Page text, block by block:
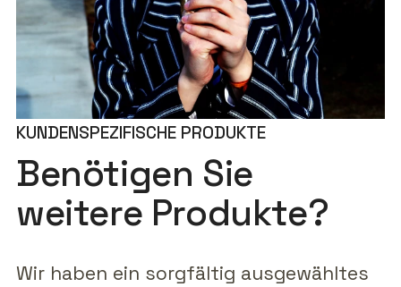
KUNDENSPEZIFISCHE PRODUKTE
Benötigen Sie
weitere Produkte?
Wir haben ein sorgfältig ausgewähltes